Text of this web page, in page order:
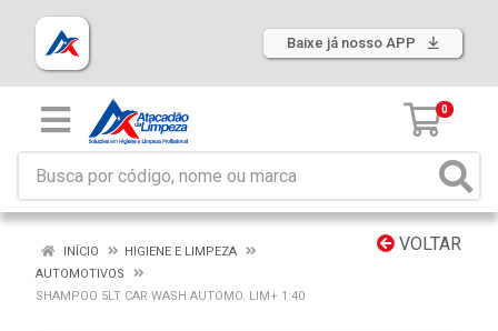
Baixe já nosso APP
0
VOLTAR
INÍCIO
HIGIENE E LIMPEZA
AUTOMOTIVOS
SHAMPOO 5LT CAR WASH AUTOMO. LIM+ 1:40